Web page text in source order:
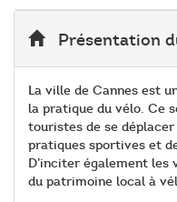
Présentation
La ville de Cannes est
la pratique du vélo. Ce
touristes de se
pratiques sportives et
D’inciter également
du patrimoine local à